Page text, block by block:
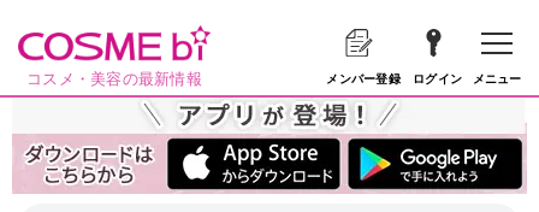
コスメ・美容の最新情報 メンバー登録 ログイン メニュー